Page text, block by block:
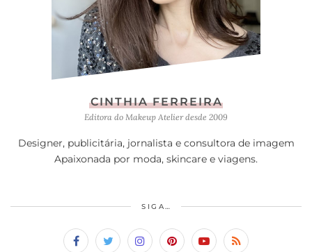
CINTHIA FERREIRA
Editora do Makeup Atelier desde 2009
Designer, publicitária, jornalista e consultora de imagem
Apaixonada por moda, skincare e viagens.
SIGA…